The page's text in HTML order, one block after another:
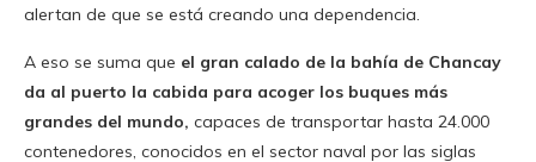
alertan de que se está creando una dependencia.
A eso se suma que el gran calado de la bahía de Chancay
da al puerto la cabida para acoger los buques más
grandes del mundo, capaces de transportar hasta 24.000
contenedores, conocidos en el sector naval por las siglas